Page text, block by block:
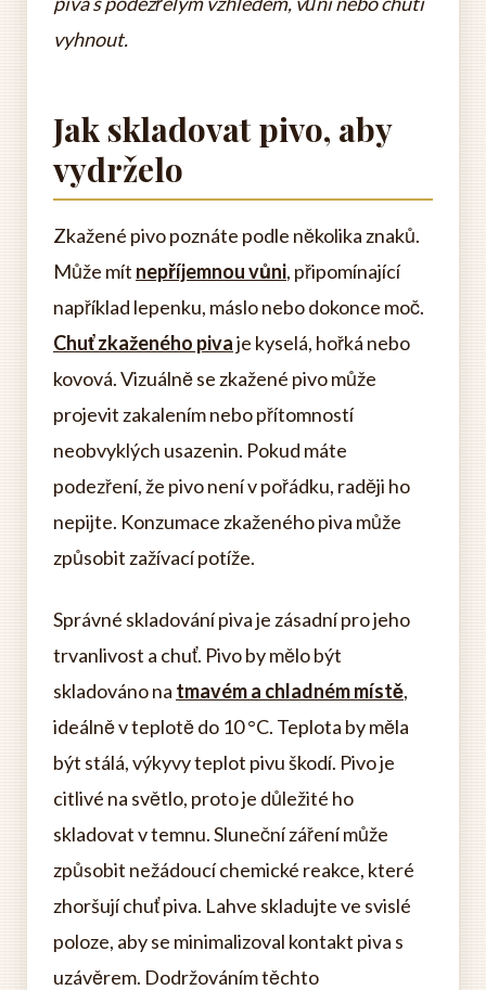
vyhnout.
Jak skladovat pivo, aby
vydrželo
Zkažené pivo poznáte podle několika znaků.
Může mít nepříjemnou vůni, připomínající
například lepenku, máslo nebo dokonce moč.
Chuť zkaženého pivaje kyselá, hořká nebo
kovová. Vizuálně se zkažené pivo může
projevit zakalením nebo přítomností
neobvyklých usazenin. Pokud máte
podezření, že pivo není v pořádku, raději ho
nepijte. Konzumace zkaženého piva může
způsobit zažívací potíže.
Správné skladování piva je zásadní pro jeho
trvanlivost a chuť. Pivo by mělo být
skladováno na tmavém a chladném místě,
ideálně v teplotě do 10 °C. Teplota by měla
být stálá, výkyvy teplot pivu škodí. Pivo je
citlivé na světlo, proto je důležité ho
skladovat v temnu. Sluneční záření může
způsobit nežádoucí chemické reakce, které
zhoršují chuť piva. Lahve skladujte ve svislé
poloze, aby se minimalizoval kontakt piva s
uzávěrem. Dodržováním těchto